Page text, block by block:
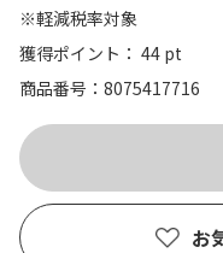
※軽減税率対象
獲得ポイント： 44 pt
商品番号
8075417716
お